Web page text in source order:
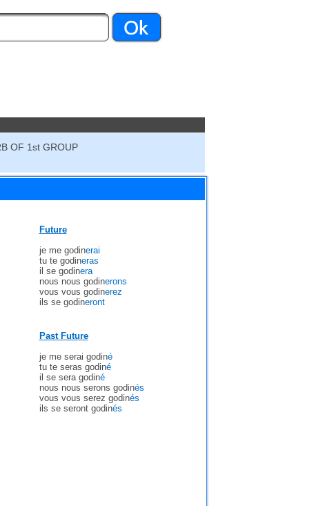
OF 1st GROUP
Future
je me godinerai
tu te godineras
il se godinera
nous nous godinerons
vous vous godinerez
ils se godineront
Past Future
je me serai godiné
tu te seras godiné
il se sera godiné
nous nous serons godinés
vous vous serez godinés
ils se seront godinés